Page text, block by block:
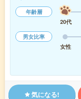
年齢層
20代
男女比率
女性
気になる!